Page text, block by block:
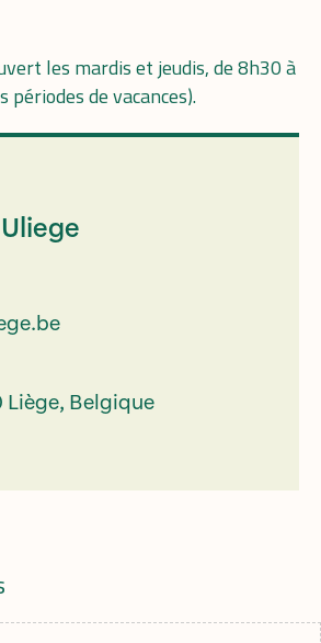
les mardis et jeudis, de 8h30 à
périodes de vacances).
Liège, Belgique